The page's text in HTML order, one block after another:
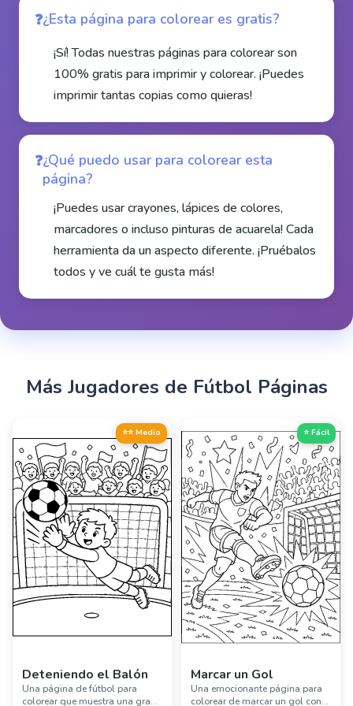
¿Esta página para colorear es gratis?
¡Sí! Todas nuestras páginas para colorear son
100% gratis para imprimir y colorear. ¡Puedes
imprimir tantas copias como quieras!
¿Qué puedo usar para colorear esta
página?
¡Puedes usar crayones, lápices de colores,
marcadores o incluso pinturas de acuarela! Cada
herramienta da un aspecto diferente. ¡Pruébalos
todos y ve cuál te gusta más!
Más Jugadores de Fútbol Páginas
⭐⭐ Medio
Deteniendo el Balón
Una página de fútbol para
colorear que muestra una gran
⭐ Fácil
Marcar un Gol
Una emocionante página para
colorear de marcar un gol con